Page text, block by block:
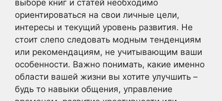
выборе книг и статей необходимо
ориентироваться на свои личные цели,
интересы и текущий уровень развития. Не
стоит слепо следовать модным тенденциям
или рекомендациям, не учитывающим ваши
особенности. Важно понимать, какие именно
области вашей жизни вы хотите улучшить –
будь то навыки общения, управление